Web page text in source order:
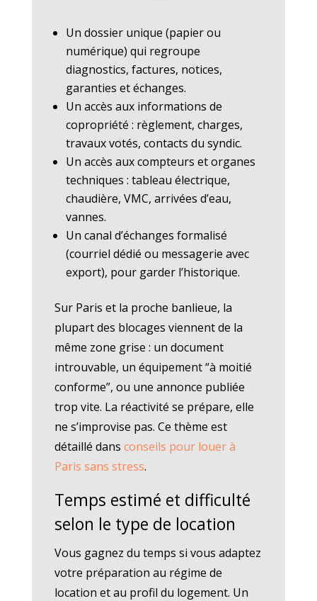
Un dossier unique (papier ou
numérique) qui regroupe
diagnostics, factures, notices,
garanties et échanges.
Un accès aux informations de
copropriété : règlement, charges,
travaux votés, contacts du syndic.
Un accès aux compteurs et organes
techniques : tableau électrique,
chaudière, VMC, arrivées d’eau,
vannes.
Un canal d’échanges formalisé
(courriel dédié ou messagerie avec
export), pour garder l’historique.
Sur Paris et la proche banlieue, la
plupart des blocages viennent de la
même zone grise : un document
introuvable, un équipement “à moitié
conforme”, ou une annonce publiée
trop vite. La réactivité se prépare, elle
ne s’improvise pas. Ce thème est
détaillé dans conseils pour louer à
Paris sans stress.
Temps estimé et difficulté
selon le type de location
Vous gagnez du temps si vous adaptez
votre préparation au régime de
location et au profil du logement. Un